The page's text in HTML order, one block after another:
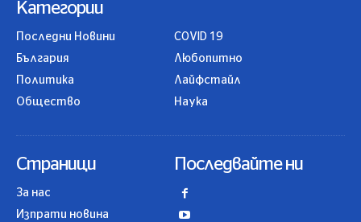
Категории
Последни Новини
България
Политика
Общество
COVID 19
Любопитно
Лайфстайл
Наука
Страници
За нас
Изпрати новина
Последвайте ни